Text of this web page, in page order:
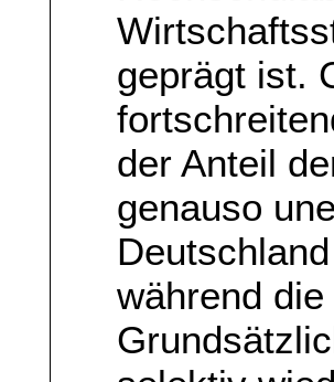
geprägt ist.
der Anteil
genauso
während